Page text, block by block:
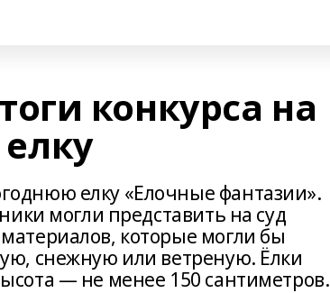
конкурса на
елку «Елочные фантазии».
могли представить на суд
которые могли бы
снежную или ветреную. Ёлки
— не менее 150 сантиметров.